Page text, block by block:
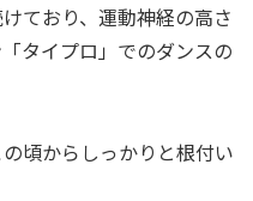
ており、運動神経の高さ
タイプロ」でのダンスの
頃からしっかりと根付い